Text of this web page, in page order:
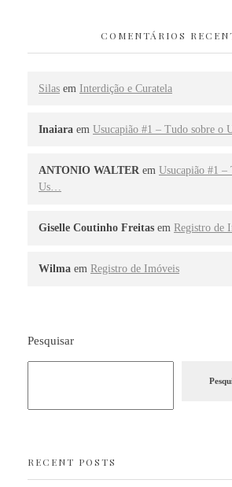
COMENTÁRIOS
Silas em Interdição e Curatela
Inaiara em Usucapião #1 – Tudo sobre o
ANTONIO WALTER em Usucapião #1 –
Us…
Giselle Coutinho Freitas em Registro de
Wilma em Registro de Imóveis
Pesquisar
RECENT POSTS